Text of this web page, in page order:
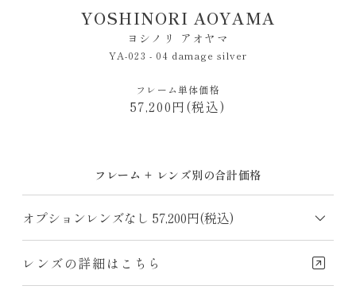
YOSHINORI AOYAMA
ヨシノリ アオヤマ
YA-023 - 04 damage silver
フレーム単体価格
57,200円(税込)
フレーム + レンズ別の合計価格
レンズの詳細はこちら